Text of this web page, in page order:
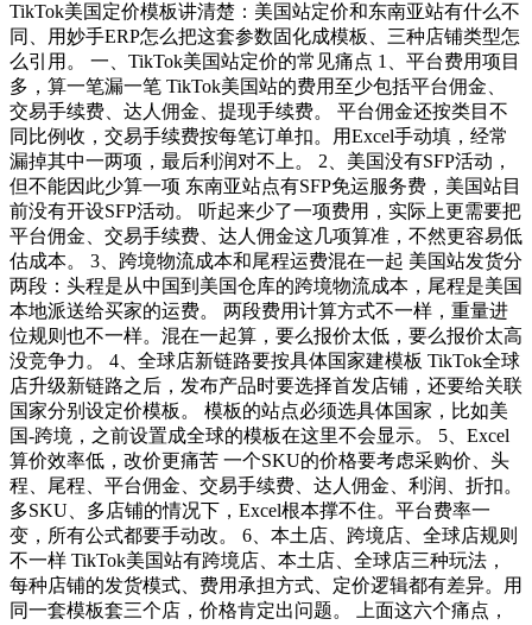
TikTok美国定价模板讲清楚：美国站定价和东南亚站有什么不
同、用妙手ERP怎么把这套参数固化成模板、三种店铺类型怎
么引用。 一、TikTok美国站定价的常见痛点 1、平台费用项目
多，算一笔漏一笔 TikTok美国站的费用至少包括平台佣金、
交易手续费、达人佣金、提现手续费。 平台佣金还按类目不
同比例收，交易手续费按每笔订单扣。用Excel手动填，经常
漏掉其中一两项，最后利润对不上。 2、美国没有SFP活动，
但不能因此少算一项 东南亚站点有SFP免运服务费，美国站目
前没有开设SFP活动。 听起来少了一项费用，实际上更需要把
平台佣金、交易手续费、达人佣金这几项算准，不然更容易低
估成本。 3、跨境物流成本和尾程运费混在一起 美国站发货分
两段：头程是从中国到美国仓库的跨境物流成本，尾程是美国
本地派送给买家的运费。 两段费用计算方式不一样，重量进
位规则也不一样。混在一起算，要么报价太低，要么报价太高
没竞争力。 4、全球店新链路要按具体国家建模板 TikTok全球
店升级新链路之后，发布产品时要选择首发店铺，还要给关联
国家分别设定价模板。 模板的站点必须选具体国家，比如美
国-跨境，之前设置成全球的模板在这里不会显示。 5、Excel
算价效率低，改价更痛苦 一个SKU的价格要考虑采购价、头
程、尾程、平台佣金、交易手续费、达人佣金、利润、折扣。
多SKU、多店铺的情况下，Excel根本撑不住。平台费率一
变，所有公式都要手动改。 6、本土店、跨境店、全球店规则
不一样 TikTok美国站有跨境店、本土店、全球店三种玩法，
每种店铺的发货模式、费用承担方式、定价逻辑都有差异。用
同一套模板套三个店，价格肯定出问题。 上面这六个痛点，